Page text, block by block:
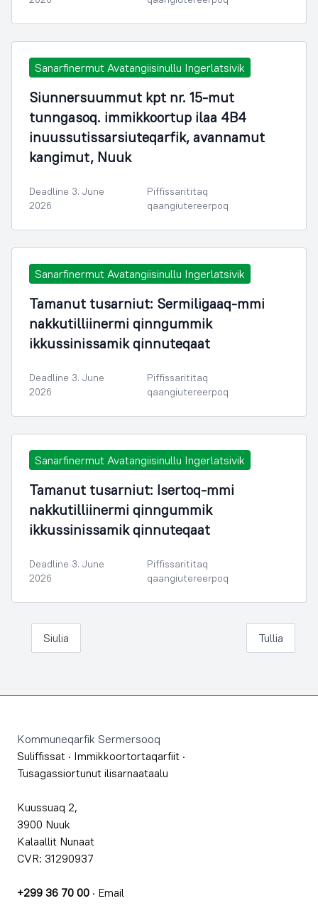
Sanarfinermut Avatangiisinullu Ingerlatsivik
Siunnersuummut kpt nr. 15-mut
tunngasoq. immikkoortup ilaa 4B4
inuussutissarsiuteqarfik, avannamut
kangimut, Nuuk
Deadline 3. June
2026
Piffissarititaq
qaangiutereerpoq
Sanarfinermut Avatangiisinullu Ingerlatsivik
Tamanut tusarniut: Sermiligaaq-mmi
nakkutilliinermi qinngummik
ikkussinissamik qinnuteqaat
Deadline 3. June
2026
Piffissarititaq
qaangiutereerpoq
Sanarfinermut Avatangiisinullu Ingerlatsivik
Tamanut tusarniut: Isertoq-mmi
nakkutilliinermi qinngummik
ikkussinissamik qinnuteqaat
Deadline 3. June
2026
Piffissarititaq
qaangiutereerpoq
Siulia Tullia
Kommuneqarfik Sermersooq
Suliffissat · Immikkoortortaqarfiit ·
Tusagassiortunut ilisarnaataalu
Kuussuaq 2,
3900 Nuuk
Kalaallit Nunaat
CVR: 31290937
+299 36 70 00 · Email